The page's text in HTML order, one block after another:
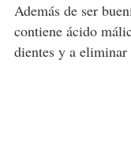
Además de ser
contiene ácido
dientes y a eliminar